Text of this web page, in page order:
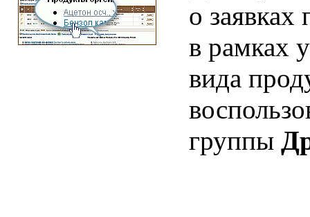
о
в рамках
вида
группы